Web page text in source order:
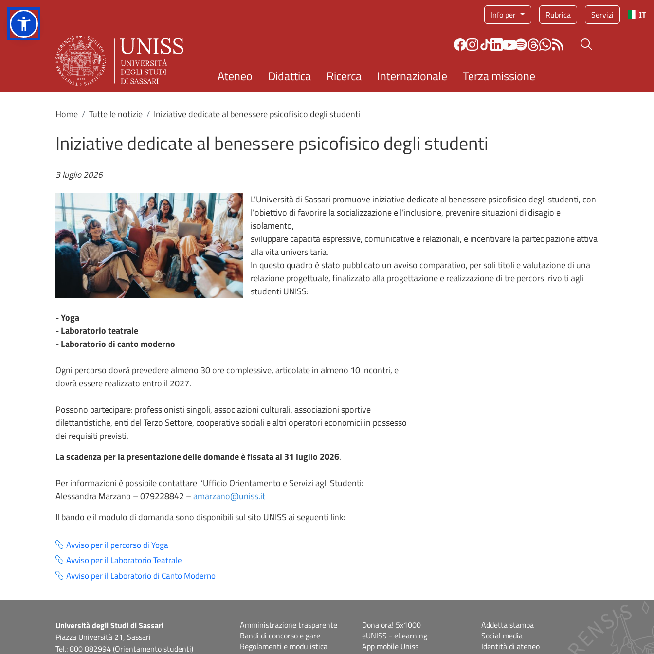
Info per Rubrica Servizi IT
Bottone cerca
Ateneo Didattica Ricerca Internazionale Terza missione
Home Tutte le notizie Iniziative dedicate al benessere psicofisico degli studenti
Iniziative dedicate al benessere psicofisico degli studenti
3 luglio 2026
L’Università di Sassari promuove iniziative dedicate al benessere psicofisico degli studenti, con
l’obiettivo di favorire la socializzazione e l’inclusione, prevenire situazioni di disagio e
isolamento,
sviluppare capacità espressive, comunicative e relazionali, e incentivare la partecipazione attiva
alla vita universitaria.
In questo quadro è stato pubblicato un avviso comparativo, per soli titoli e valutazione di una
relazione progettuale, finalizzato alla progettazione e realizzazione di tre percorsi rivolti agli
studenti UNISS:
- Yoga
- Laboratorio teatrale
- Laboratorio di canto moderno
Ogni percorso dovrà prevedere almeno 30 ore complessive, articolate in almeno 10 incontri, e
dovrà essere realizzato entro il 2027.
Possono partecipare: professionisti singoli, associazioni culturali, associazioni sportive
dilettantistiche, enti del Terzo Settore, cooperative sociali e altri operatori economici in possesso
dei requisiti previsti.
La scadenza per la presentazione delle domande è fissata al 31 luglio 2026.
Per informazioni è possibile contattare l’Ufficio Orientamento e Servizi agli Studenti:
Alessandra Marzano – 079228842 –amarzano@uniss.it
Il bando e il modulo di domanda sono disponibili sul sito UNISS ai seguenti link:
Avviso per il percorso di Yoga
Avviso per il Laboratorio Teatrale
Avviso per il Laboratorio di Canto Moderno
Università degli Studi di Sassari
Piazza Università 21, Sassari
Tel.: 800 882994 (Orientamento studenti)
Amministrazione trasparente
Bandi di concorso e gare
Regolamenti e modulistica
Dona ora! 5x1000
eUNISS - eLearning
App mobile Uniss
Addetta stampa
Social media
Identità di ateneo